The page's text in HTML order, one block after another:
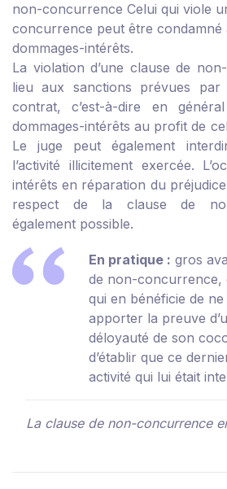
non-concurrence Celui qui viole
concurrence peut être condamné
dommages-intérêts.
La violation d’une clause de
lieu aux sanctions prévues
contrat, c’est-à-dire en
dommages-intérêts au profit de
Le juge peut également
l’activité illicitement exercée.
intérêts en réparation du
respect de la clause de
également possible.
En pratique : gros
de non-concurrence,
qui en bénéficie de
apporter la preuve
déloyauté de son
d’établir que ce
activité qui lui était
La clause de non-concurrence